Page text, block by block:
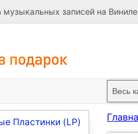
записей на
Пластинки (LP)